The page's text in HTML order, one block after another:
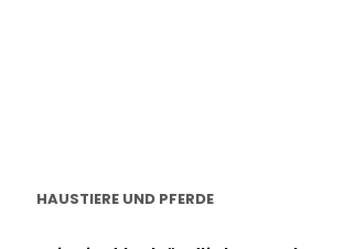
HAUSTIERE UND PFERDE